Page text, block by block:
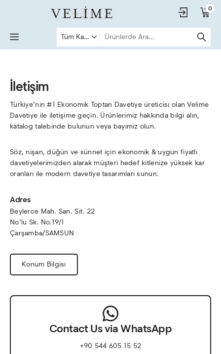
0
İletişim
Türkiye’nin #1 Ekonomik Toptan Davetiye üreticisi olan Velime
Davetiye ile iletişime geçin. Ürünlerimiz hakkında bilgi alın,
katalog talebinde bulunun veya bayimiz olun.
Söz, nişan, düğün ve sünnet için ekonomik & uygun fiyatlı
davetiyelerimizden alarak müşteri hedef kitlenize yüksek kar
oranları ile modern davetiye tasarımları sunun.
Adres
Beylerce Mah. San. Sit. 22
No’lu Sk. No.19/1
Çarşamba/SAMSUN
Konum Bilgisi
Contact Us via WhatsApp
+90 544 605 15 52